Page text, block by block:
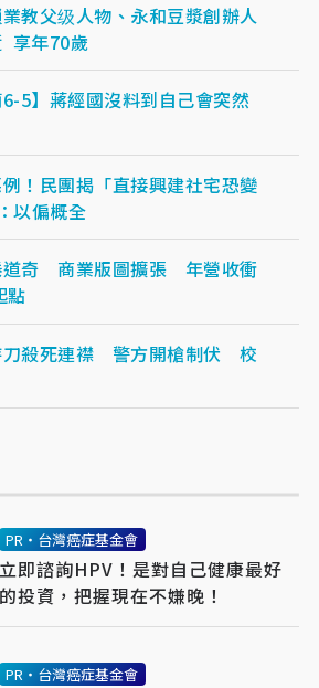
業教父级人物、永和豆漿創辦人
享年70歲
6-5】蔣經國沒料到自己會突然
！民團揭「直接興建社宅恐變
以偏概全
道奇 商業版圖擴張 年營收衝
點
刀殺死連襟 警方開槍制伏 校
PR・台灣癌症基金會
立即諮詢HPV！是對自己健康最好
的投資，把握現在不嫌晚！
PR・台灣癌症基金會